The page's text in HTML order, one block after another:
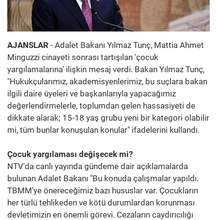
AJANSLAR - Adalet Bakanı Yılmaz Tunç, Mattia Ahmet
Minguzzi cinayeti sonrası tartışılan 'çocuk
yargılamalarına' ilişkin mesaj verdi. Bakan Yılmaz Tunç,
"Hukukçularımız, akademisyenlerimiz, bu suçlara bakan
ilgili daire üyeleri ve başkanlarıyla yapacağımız
değerlendirmelerle, toplumdan gelen hassasiyeti de
dikkate alarak; 15-18 yaş grubu yeni bir kategori olabilir
mi, tüm bunlar konuşulan konular" ifadelerini kullandı.
Çocuk yargılaması değişecek mi?
NTV'da canlı yayında gündeme dair açıklamalarda
bulunan Adalet Bakanı "Bu konuda çalışmalar yapıldı.
TBMM'ye önereceğimiz bazı hususlar var. Çocukların
her türlü tehlikeden ve kötü durumlardan korunması
devletimizin en önemli görevi. Cezaların caydırıcılığı